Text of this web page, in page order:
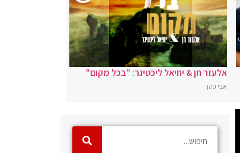
אלעזר חן & יחיאל ליכטיגר: "בכל מקום"
אבי כהן